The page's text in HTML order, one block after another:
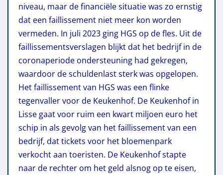
niveau, maar de financiële situatie was zo ernstig
dat een faillissement niet meer kon worden
vermeden. In juli 2023 ging HGS op de fles. Uit de
faillissementsverslagen blijkt dat het bedrijf in de
coronaperiode ondersteuning had gekregen,
waardoor de schuldenlast sterk was opgelopen.
Het faillissement van HGS was een flinke
tegenvaller voor de Keukenhof. De Keukenhof in
Lisse gaat voor ruim een kwart miljoen euro het
schip in als gevolg van het faillissement van een
bedrijf, dat tickets voor het bloemenpark
verkocht aan toeristen. De Keukenhof stapte
naar de rechter om het geld alsnog op te eisen,